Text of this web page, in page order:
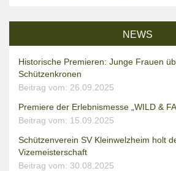
NEWS
Historische Premieren: Junge Frauen
Schützenkronen
Beitrag vom: 26.09.2025
Premiere der Erlebnismesse „WILD &
Beitrag vom: 15.09.2025
Schützenverein SV Kleinwelzheim holt
Vizemeisterschaft
Beitrag vom: 30.08.2025